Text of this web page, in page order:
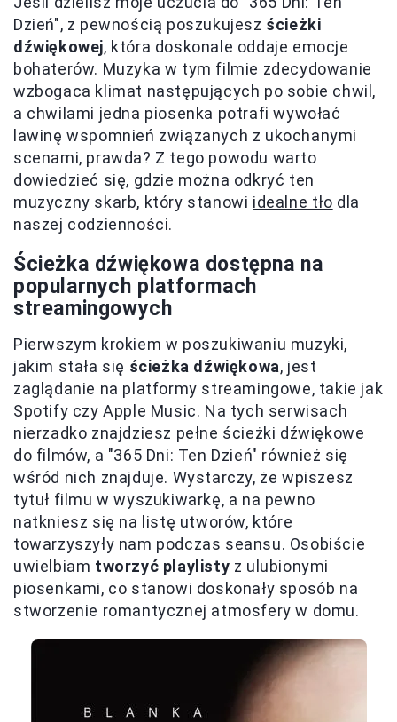
Dzień", z pewnością poszukujesz ścieżki
dźwiękowej, która doskonale oddaje emocje
bohaterów. Muzyka w tym filmie zdecydowanie
wzbogaca klimat następujących po sobie chwil,
a chwilami jedna piosenka potrafi wywołać
lawinę wspomnień związanych z ukochanymi
scenami, prawda? Z tego powodu warto
dowiedzieć się, gdzie można odkryć ten
muzyczny skarb, który stanowi idealne tło dla
naszej codzienności.
Ścieżka dźwiękowa dostępna na
popularnych platformach
streamingowych
Pierwszym krokiem w poszukiwaniu muzyki,
jakim stała się ścieżka dźwiękowa, jest
zaglądanie na platformy streamingowe, takie jak
Spotify czy Apple Music. Na tych serwisach
nierzadko znajdziesz pełne ścieżki dźwiękowe
do filmów, a "365 Dni: Ten Dzień" również się
wśród nich znajduje. Wystarczy, że wpiszesz
tytuł filmu w wyszukiwarkę, a na pewno
natkniesz się na listę utworów, które
towarzyszyły nam podczas seansu. Osobiście
uwielbiam tworzyć playlisty z ulubionymi
piosenkami, co stanowi doskonały sposób na
stworzenie romantycznej atmosfery w domu.